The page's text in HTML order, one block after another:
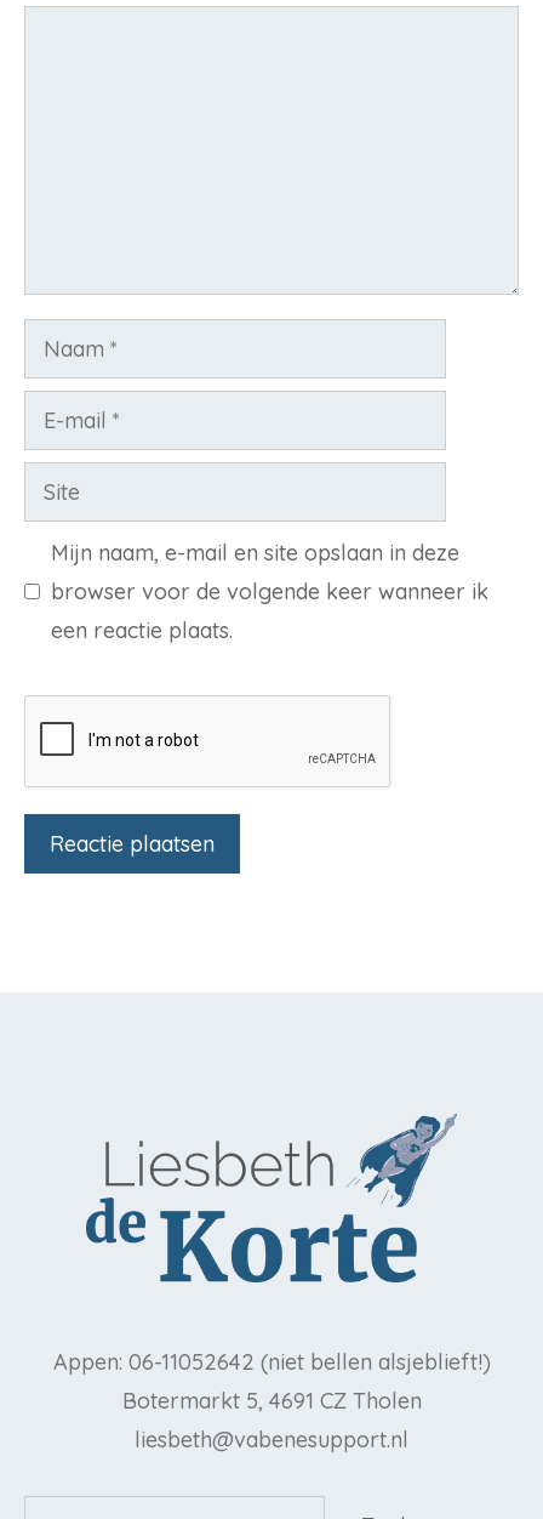
Naam
mail
Site
Mijn naam, e-mail en site opslaan in deze
browser voor de volgende keer wanneer ik
een reactie plaats.
Appen: 06-11052642 (niet bellen alsjeblieft!)
Botermarkt 5, 4691 CZ Tholen
liesbeth@vabenesupport.nl